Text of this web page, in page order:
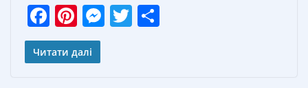
F
ac
e
Pi
nt
er
M T
Читати далі